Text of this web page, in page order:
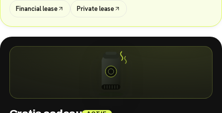
Financial lease Private lease